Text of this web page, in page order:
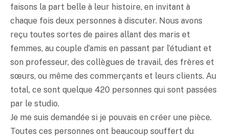
faisons la part belle à leur histoire, en invitant à
chaque fois deux personnes à discuter. Nous avons
reçu toutes sortes de paires allant des maris et
femmes, au couple d’amis en passant par l’étudiant et
son professeur, des collègues de travail, des frères et
sœurs, ou même des commerçants et leurs clients. Au
total, ce sont quelque 420 personnes qui sont passées
par le studio.
Je me suis demandée si je pouvais en créer une pièce.
Toutes ces personnes ont beaucoup souffert du